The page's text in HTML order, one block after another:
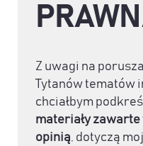
Z uwagi na
Tytanów tematów
chciałbym
materiały zawarte
opinią, dotyczą